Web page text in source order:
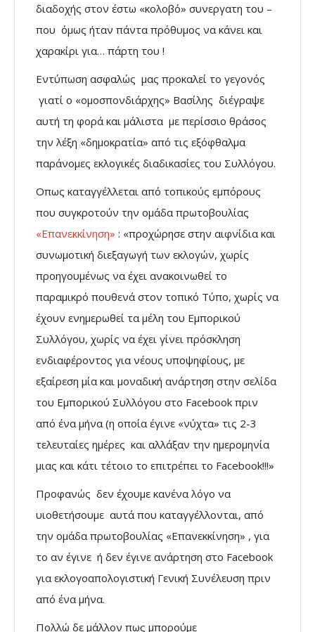
διαδοχής στον έστω «κολοβό» συνεργατη του –
που όμως ήταν πάντα πρόθυμος να κάνει και
χαρακίρι για… πάρτη του !
Εντύπωση ασφαλώς μας προκαλεί το γεγονός
γιατί ο «ομοσπονδιάρχης» Βασίλης διέγραψε
αυτή τη φορά και μάλιστα με περίσσιο θράσος
την λέξη «δημοκρατία» από τις εξόφθαλμα
παράνομες εκλογικές διαδικασίες του Συλλόγου.
Οπως καταγγέλλεται από τοπικούς εμπόρους
που συγκροτούν την ομάδα πρωτοβουλίας
«Επανεκκίνηση» : «προχώρησε στην αιφνίδια και
συνωμοτική διεξαγωγή των εκλογών, χωρίς
προηγουμένως να έχει ανακοινωθεί το
παραμικρό πουθενά στον τοπικό Τύπο, χωρίς να
έχουν ενημερωθεί τα μέλη του Εμπορικού
Συλλόγου, χωρίς να έχει γίνει πρόσκληση
ενδιαφέροντος για νέους υποψηφίους, με
εξαίρεση μία και μοναδική ανάρτηση στην σελίδα
του Εμπορικού Συλλόγου στο Facebook πριν
από ένα μήνα (η οποία έγινε «νύχτα» τις 2-3
τελευταίες ημέρες και αλλάξαν την ημερομηνία
μιας και κάτι τέτοιο το επιτρέπει το Facebook!!!»
Προφανώς δεν έχουμε κανένα λόγο να
υιοθετήσουμε αυτά που καταγγέλλονται, από
την ομάδα πρωτοβουλίας «Επανεκκίνηση» , για
το αν έγινε ή δεν έγινε ανάρτηση στο Facebook
για εκλογοαπολογιστική Γενική Συνέλευση πριν
από ένα μήνα.
Πολλώ δε μάλλον πως μπορούμε